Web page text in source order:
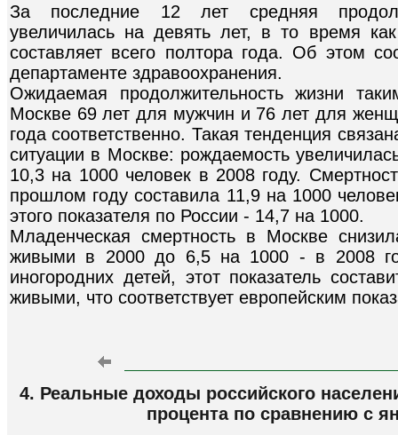
За последние 12 лет средняя
увеличилась на девять лет, в то время
составляет всего полтора года. Об этом
департаменте здравоохранения.
Ожидаемая продолжительность жизни
Москве 69 лет для мужчин и 76 лет для
года соответственно. Такая тенденция
ситуации в Москве: рождаемость
10,3 на 1000 человек в 2008 году.
прошлом году составила 11,9 на 1000
этого показателя по России - 14,7 на 1000.
Младенческая смертность в Москве
живыми в 2000 до 6,5 на 1000 - в 2008
иногородних детей, этот показатель
живыми, что соответствует европейским
4. Реальные доходы российского
процента по сравнению с